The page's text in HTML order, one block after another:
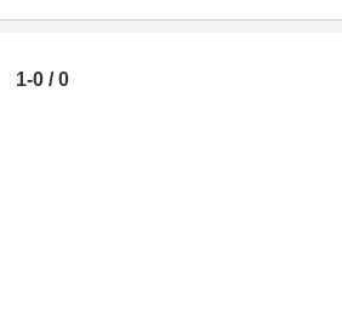
1-0 / 0